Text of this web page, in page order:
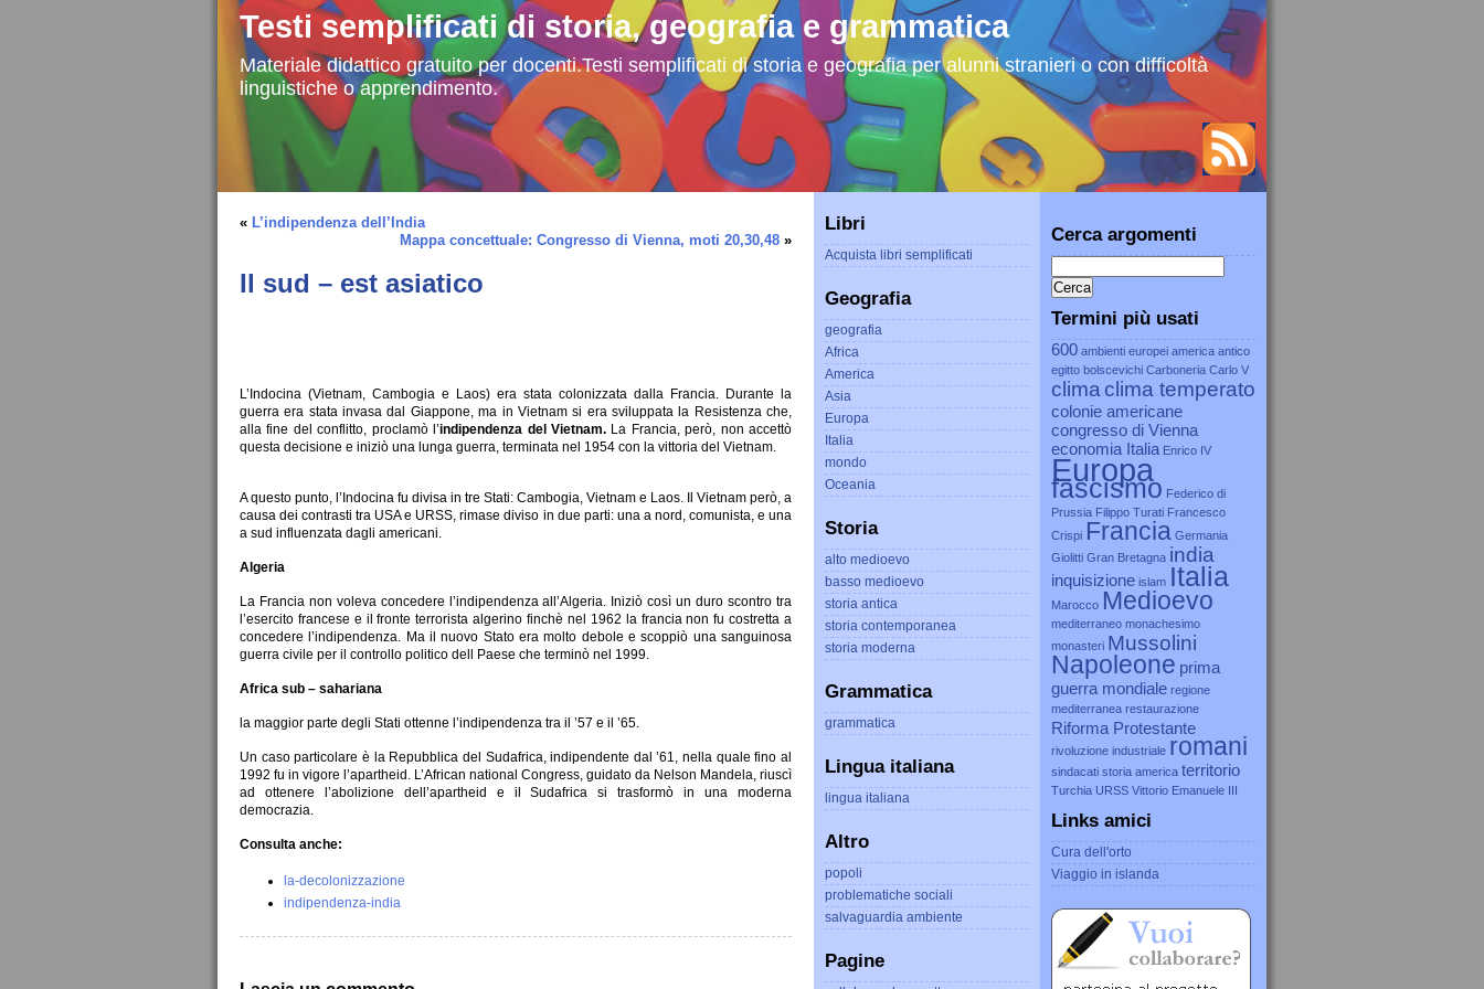
Testi semplificati di storia, geografia e grammatica
Materiale didattico gratuito per docenti.Testi semplificati di storia e geografia per alunni stranieri o con difficoltà
linguistiche o apprendimento.
« L’indipendenza dell’India
Mappa concettuale: Congresso di Vienna, moti 20,30,48 »
Il sud – est asiatico
L’Indocina (Vietnam, Cambogia e Laos) era stata colonizzata dalla Francia. Durante la
guerra era stata invasa dal Giappone, ma in Vietnam si era sviluppata la Resistenza che,
alla fine del conflitto, proclamò l’indipendenza del Vietnam.La Francia, però, non accettò
questa decisione e iniziò una lunga guerra, terminata nel 1954 con la vittoria del Vietnam.
A questo punto, l’Indocina fu divisa in tre Stati: Cambogia, Vietnam e Laos. Il Vietnam però, a
causa dei contrasti tra USA e URSS, rimase diviso in due parti: una a nord, comunista, e una
a sud influenzata dagli americani.
Algeria
La Francia non voleva concedere l’indipendenza all’Algeria. Iniziò così un duro scontro tra
l’esercito francese e il fronte terrorista algerino finchè nel 1962 la francia non fu costretta a
concedere l’indipendenza. Ma il nuovo Stato era molto debole e scoppiò una sanguinosa
guerra civile per il controllo politico dell Paese che terminò nel 1999.
Africa sub – sahariana
la maggior parte degli Stati ottenne l’indipendenza tra il ’57 e il ’65.
Un caso particolare è la Repubblica del Sudafrica, indipendente dal ’61, nella quale fino al
1992 fu in vigore l’apartheid. L’African national Congress, guidato da Nelson Mandela, riuscì
ad ottenere l’abolizione dell’apartheid e il Sudafrica si trasformò in una moderna
democrazia.
Consulta anche:
la-decolonizzazione
indipendenza-india
Libri
Acquista libri semplificati
Geografia
geografia
Africa
America
Asia
Europa
Italia
mondo
Oceania
Storia
alto medioevo
basso medioevo
storia antica
storia contemporanea
storia moderna
Grammatica
grammatica
Lingua italiana
lingua italiana
Altro
popoli
problematiche sociali
salvaguardia ambiente
Pagine
Cerca argomenti
Termini più usati
600 ambienti europei america antico
egitto bolscevichi Carboneria Carlo V
clima clima temperato
colonie americane
congresso di Vienna
economia Italia Enrico IV
Europa
fascismo Federico di
Prussia Filippo Turati Francesco
Crispi Francia Germania
Giolitti Gran Bretagna india
inquisizione islam Italia
Marocco Medioevo
mediterraneo monachesimo
monasteri Mussolini
Napoleone prima
guerra mondiale regione
mediterranea restaurazione
Riforma Protestante
rivoluzione industriale romani
sindacati storia america territorio
Turchia URSS Vittorio Emanuele III
Links amici
Cura dell'orto
Viaggio in islanda